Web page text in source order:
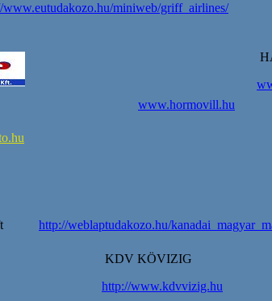
www.eutudakozo.hu/miniweb/griff_airlines/
www.hormovill.hu
http://weblaptudakozo.hu/
KDV KÖVIZIG
http://www.kdvvizig.hu